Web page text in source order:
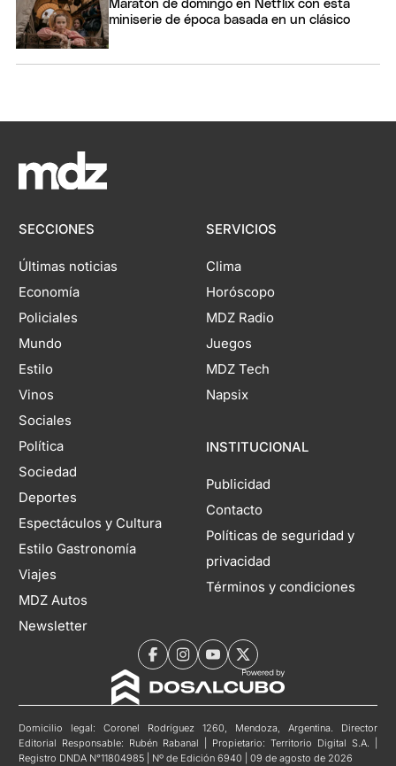
Maratón de domingo en Netflix con esta
miniserie de época basada en un clásico
SECCIONES
Últimas noticias
Economía
Policiales
Mundo
Estilo
Vinos
Sociales
Política
Sociedad
Deportes
Espectáculos y Cultura
Estilo Gastronomía
Viajes
MDZ Autos
Newsletter
SERVICIOS
Clima
Horóscopo
MDZ Radio
Juegos
MDZ Tech
Napsix
INSTITUCIONAL
Publicidad
Contacto
Políticas de seguridad y
privacidad
Términos y condiciones
Domicilio legal: Coronel Rodríguez 1260, Mendoza, Argentina. Director
Editorial Responsable: Rubén Rabanal | Propietario: Territorio Digital S.A. |
Registro DNDA N°11804985 | Nº de Edición 6940 | 09 de agosto de 2026